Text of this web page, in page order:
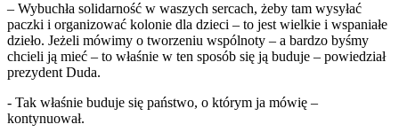
– Wybuchła solidarność w waszych sercach, żeby tam wysyłać
paczki i organizować kolonie dla dzieci – to jest wielkie i wspaniałe
dzieło. Jeżeli mówimy o tworzeniu wspólnoty – a bardzo byśmy
chcieli ją mieć – to właśnie w ten sposób się ją buduje – powiedział
prezydent Duda.
- Tak właśnie buduje się państwo, o którym ja mówię –
kontynuował.